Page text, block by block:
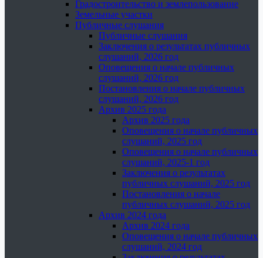
Градостроительство и землепользование
Земельные участки
Публичные слушания
Публичные слушания
Заключения о результатах публичных
слушаний, 2026 год
Оповещения о начале публичных
слушаний, 2026 год
Постановления о начале публичных
слушаний, 2026 год
Архив 2025 года
Архив 2025 года
Оповещения о начале публичных
слушаний, 2025 год
Оповещения о начале публичных
слушаний, 2025-1 год
Заключения о результатах
публичных слушаний, 2025 год
Постановления о начале
публичных слушаний, 2025 год
Архив 2024 года
Архив 2024 года
Оповещения о начале публичных
слушаний, 2024 год